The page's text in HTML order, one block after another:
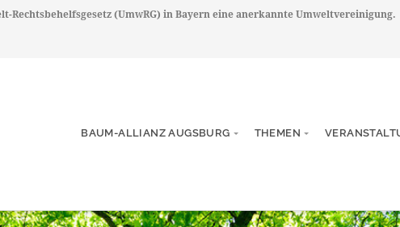
Rechtsbehelfsgesetz (UmwRG) in Bayern eine anerkannte Umweltvereinigung.
BAUM-ALLIANZ AUGSBURG THEMEN